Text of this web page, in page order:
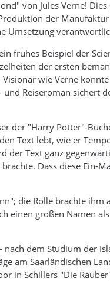
von Jules Verne!
der
Umsetzung
frühes Beispiel der
der ersten
wie Verne
Reiseroman sichert
der "Harry Potter"-
Text lebt, wie er
Text ganz
Dass diese Ein-
die Rolle brachte ihm
einen großen Namen
dem Studium der
am Saarländischen
in Schillers "Die